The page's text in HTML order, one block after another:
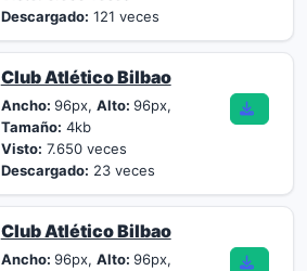
Descargado: 121 veces
Club Atlético Bilbao
Ancho: 96px, Alto: 96px,
Tamaño: 4kb
Visto: 7.650 veces
Descargado: 23 veces
Club Atlético Bilbao
Ancho: 96px, Alto: 96px,